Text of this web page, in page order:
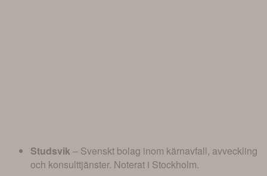
Studsvik– Svenskt bolag inom kärnavfall, avveckling
och konsulttjänster. Noterat i Stockholm.